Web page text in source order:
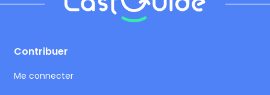
Contribuer
Me connecter